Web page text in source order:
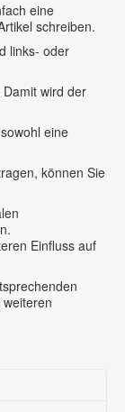
eine
schreiben.
links- oder
wird der
eine
können Sie
Einfluss auf